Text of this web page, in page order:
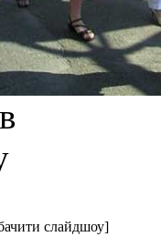
слайдшоу]